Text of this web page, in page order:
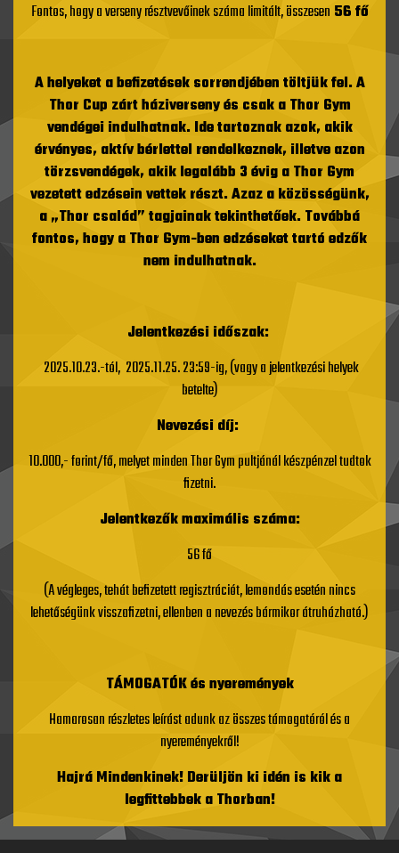
Fontos, hogy a verseny résztvevőinek száma limitált, összesen 56 fő
A helyeket a befizetések sorrendjében töltjük fel. A
Thor Cup zárt háziverseny és csak a Thor Gym
vendégei indulhatnak. Ide tartoznak azok, akik
érvényes, aktív bérlettel rendelkeznek, illetve azon
törzsvendégek, akik legalább 3 évig a Thor Gym
vezetett edzésein vettek részt. Azaz a közösségünk,
a „Thor család” tagjainak tekinthetőek. Továbbá
fontos, hogy a Thor Gym-ben edzéseket tartó edzők
nem indulhatnak.
Jelentkezési időszak:
2025.10.23.-tól, 2025.11.25. 23:59-ig, (vagy a jelentkezési helyek
betelte)
Nevezési díj:
10.000,- forint/fő, melyet minden Thor Gym pultjánál készpénzel tudtok
fizetni.
Jelentkezők maximális száma:
56 fő
(A végleges, tehát befizetett regisztrációt, lemondás esetén nincs
lehetőségünk visszafizetni, ellenben a nevezés bármikor átruházható.)
TÁMOGATÓK és nyeremények
Hamarosan részletes leírást adunk az összes támogatóról és a
nyereményekről!
Hajrá Mindenkinek! Derüljön ki idén is kik a
legfittebbek a Thorban!